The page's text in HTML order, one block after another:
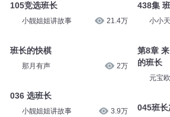
105竞选班长
小靓姐姐讲故事 21.4万
班长的快棋
那月有声 2万
036 选班长
小靓姐姐讲故事 3.9万
438集
小小
第8章
的班长
元宝
045班长